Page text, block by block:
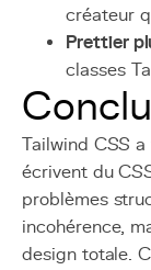
créateur
Prettier
classes
Tailwind CSS
écrivent du
problèmes
incohérence,
design totale.